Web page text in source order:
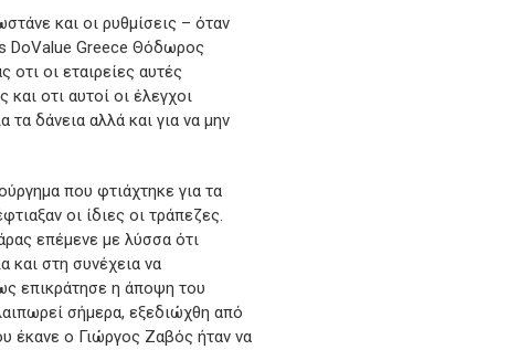
και οι ρυθμίσεις – όταν
DoValue Greece Θόδωρος
οτι οι εταιρείες αυτές
οτι αυτοί οι έλεγχοι
δάνεια αλλά και για να μην
που φτιάχτηκε για τα
οι ίδιες οι τράπεζες.
επέμενε με λύσσα ότι
και στη συνέχεια να
επικράτησε η άποψη του
σήμερα, εξεδιώχθη από
έκανε ο Γιώργος Ζαβός ήταν να